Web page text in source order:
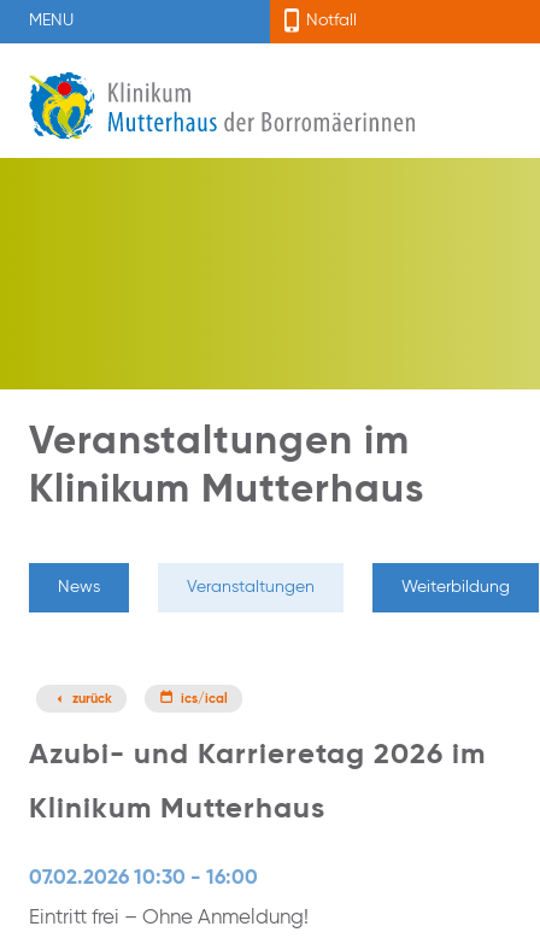
MENU Notfall
Veranstaltungen im
Klinikum Mutterhaus
News Veranstaltungen Weiterbildung
Azubi- und Karrieretag 2026 im
Klinikum Mutterhaus
07.02.2026 10:30 - 16:00
Eintritt frei – Ohne Anmeldung!
zurück ics/ical